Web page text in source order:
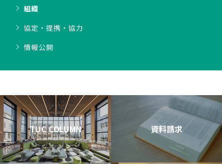
組織
協定・提携・協力
情報公開
TUC COLUMN 資料請求